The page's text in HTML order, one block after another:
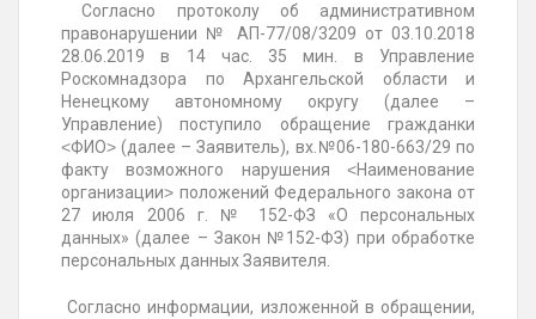
Согласно протоколу об административном
правонарушении № АП-77/08/3209 от 03.10.2018
28.06.2019 в 14 час. 35 мин. в Управление
Роскомнадзора по Архангельской области и
Ненецкому автономному округу (далее –
Управление) поступило обращение гражданки
˂ФИО˃ (далее – Заявитель), вх.№06-180-663/29 по
факту возможного нарушения ˂Наименование
организации˃ положений Федерального закона от
27 июля 2006 г. № 152-ФЗ «О персональных
данных» (далее – Закон №152-ФЗ) при обработке
персональных данных Заявителя.
Согласно информации, изложенной в обращении,